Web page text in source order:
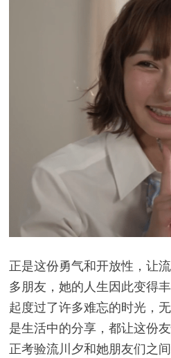
正是这份勇气和开放性，让
多朋友，她的人生因此变得
起度过了许多难忘的时光，
是生活中的分享，都让这份
正考验流川夕和她朋友们之